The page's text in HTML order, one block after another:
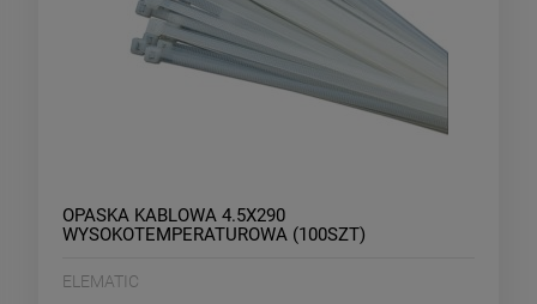
OPASKA KABLOWA 4.5X290
WYSOKOTEMPERATUROWA (100SZT)
ELEMATIC